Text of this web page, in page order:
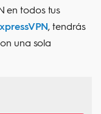
en todos tus
, tendrás
una sola